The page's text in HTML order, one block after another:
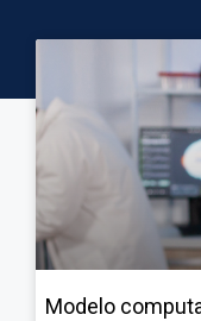
Modelo